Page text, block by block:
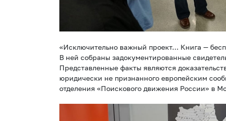
«Исключительно важный проект… Книга —
В ней собраны задокументированные
Представленные факты являются
юридически не признанного европейским
отделения «Поискового движения России» в